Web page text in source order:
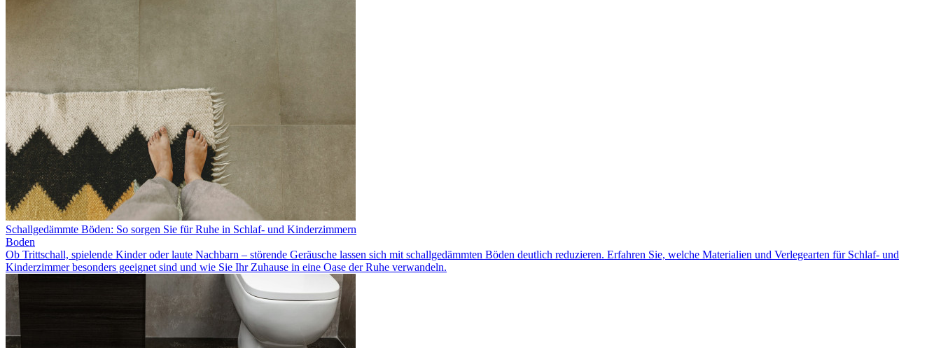
Schallgedämmte Böden: So sorgen Sie für Ruhe in Schlaf- und Kinderzimmern
Boden
Ob Trittschall, spielende Kinder oder laute Nachbarn – störende Geräusche lassen sich mit schallgedämmten Böden deutlich reduzieren. Erfahren Sie, welche Materialien und Verlegearten für Schlaf- und
Kinderzimmer besonders geeignet sind und wie Sie Ihr Zuhause in eine Oase der Ruhe verwandeln.